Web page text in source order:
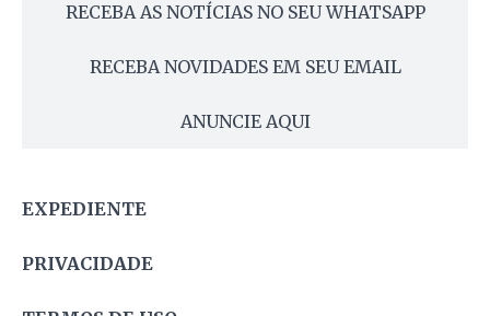
RECEBA AS NOTÍCIAS NO SEU WHATSAPP
RECEBA NOVIDADES EM SEU EMAIL
ANUNCIE AQUI
EXPEDIENTE
PRIVACIDADE